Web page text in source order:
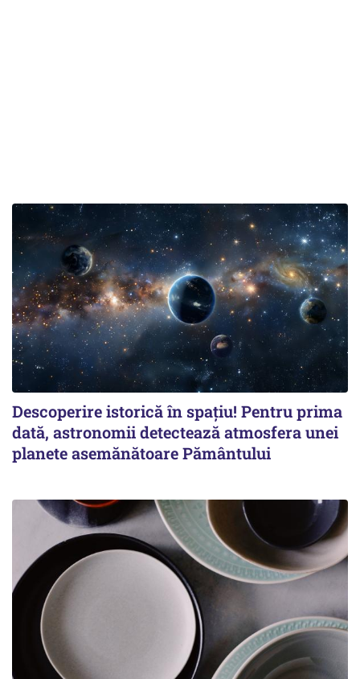
Descoperire istorică în spațiu! Pentru prima
dată, astronomii detectează atmosfera unei
planete asemănătoare Pământului